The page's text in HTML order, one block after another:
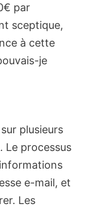
par
sceptique,
à cette
je
plusieurs
Le processus
e-mail, et
Les